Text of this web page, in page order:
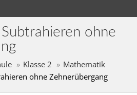
ohne
Klasse 2
Mathematik
ohne Zehnerübergang